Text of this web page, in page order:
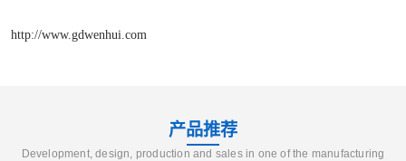
http://www.gdwenhui.com
产品推荐
Development, design, production and sales in one of the manufacturing